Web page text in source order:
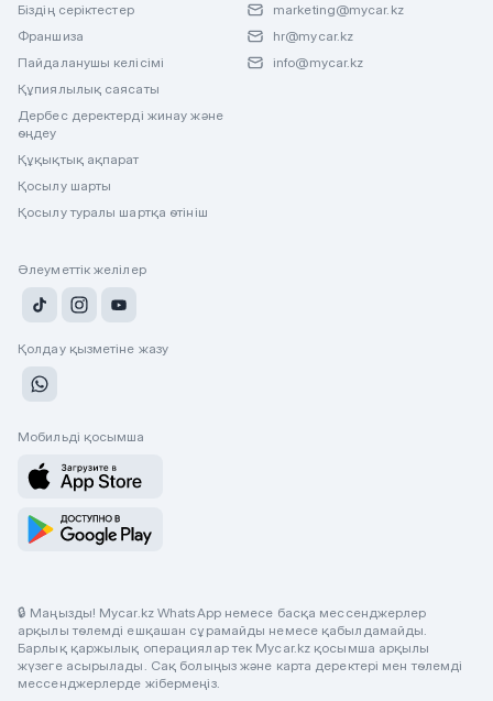
Біздің серіктестер
Франшиза
Пайдаланушы келісімі
Құпиялылық саясаты
Дербес деректерді жинау және
өңдеу
Құқықтық ақпарат
Қосылу шарты
Қосылу туралы шартқа өтініш
marketing@mycar.kz
hr@mycar.kz
info@mycar.kz
Әлеуметтік желілер
Қолдау қызметіне жазу
Мобильді қосымша
🔒 Маңызды! Mycar.kz WhatsApp немесе басқа мессенджерлер
арқылы төлемді ешқашан сұрамайды немесе қабылдамайды.
Барлық қаржылық операциялар тек Mycar.kz қосымша арқылы
жүзеге асырылады. Сақ болыңыз және карта деректері мен төлемді
мессенджерлерде жібермеңіз.